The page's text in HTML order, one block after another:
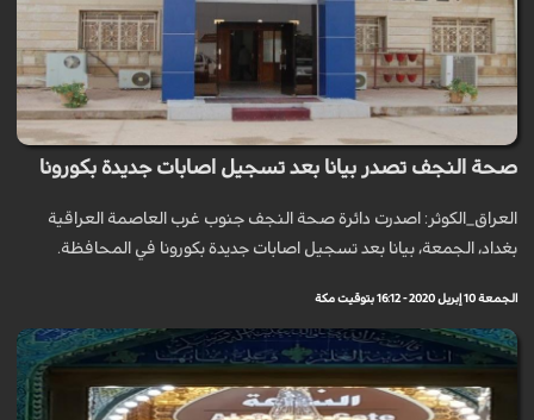
صحة النجف تصدر بيانا بعد تسجيل اصابات جديدة بكورونا
العراق_الكوثر: اصدرت دائرة صحة النجف جنوب غرب العاصمة العراقية
بغداد، الجمعة، بيانا بعد تسجيل اصابات جديدة بكورونا في المحافظة.
الجمعة 10 إبريل 2020 - 16:12 بتوقيت مكة